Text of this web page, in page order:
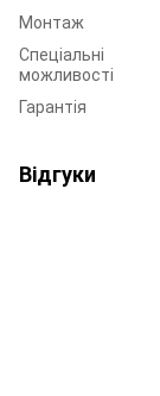
Монтаж
Спеціальні
можливості
Гарантія
Відгуки